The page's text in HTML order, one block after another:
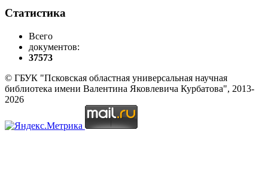
Статистика
Всего
документов:
37573
© ГБУК "Псковская областная универсальная научная
библиотека имени Валентина Яковлевича Курбатова", 2013-
2026